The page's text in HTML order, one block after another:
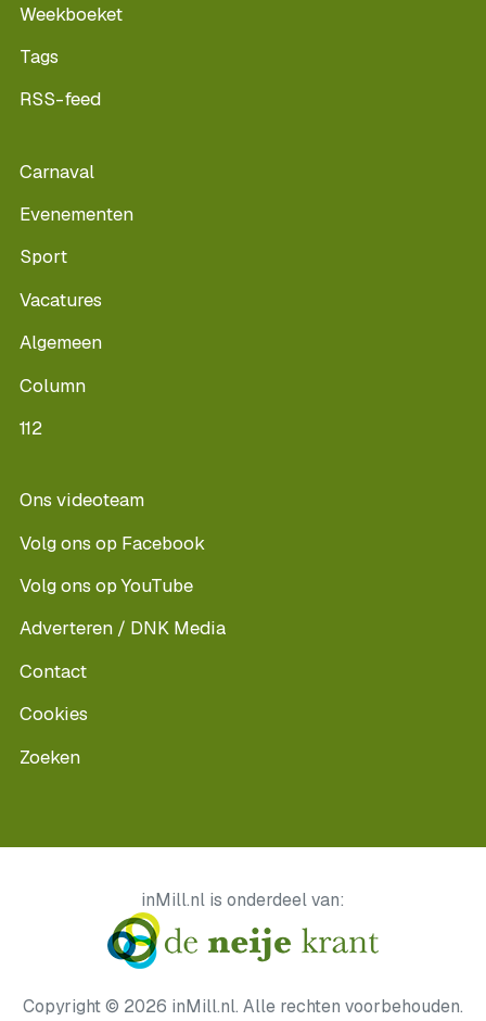
Weekboeket
Tags
RSS-feed
Carnaval
Evenementen
Sport
Vacatures
Algemeen
Column
112
Ons videoteam
Volg ons op Facebook
Volg ons op YouTube
Adverteren / DNK Media
Contact
Cookies
Zoeken
inMill.nl is onderdeel van:
Copyright © 2026 inMill.nl. Alle rechten voorbehouden.